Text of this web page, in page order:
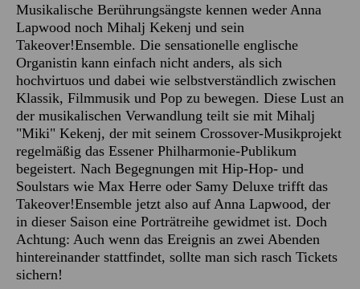
Musikalische Berührungsängste kennen weder Anna
Lapwood noch Mihalj Kekenj und sein
Takeover!Ensemble. Die sensationelle englische
Organistin kann einfach nicht anders, als sich
hochvirtuos und dabei wie selbstverständlich zwischen
Klassik, Filmmusik und Pop zu bewegen. Diese Lust an
der musikalischen Verwandlung teilt sie mit Mihalj
"Miki" Kekenj, der mit seinem Crossover-Musikprojekt
regelmäßig das Essener Philharmonie-Publikum
begeistert. Nach Begegnungen mit Hip-Hop- und
Soulstars wie Max Herre oder Samy Deluxe trifft das
Takeover!Ensemble jetzt also auf Anna Lapwood, der
in dieser Saison eine Porträtreihe gewidmet ist. Doch
Achtung: Auch wenn das Ereignis an zwei Abenden
hintereinander stattfindet, sollte man sich rasch Tickets
sichern!